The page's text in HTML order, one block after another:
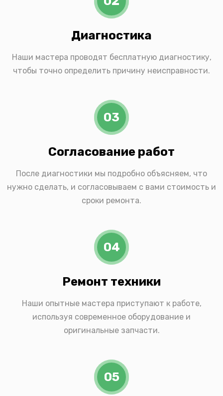
Диагностика
Наши мастера проводят бесплатную диагностику,
чтобы точно определить причину неисправности.
03
Согласование работ
После диагностики мы подробно объясняем, что
нужно сделать, и согласовываем с вами стоимость и
сроки ремонта.
04
Ремонт техники
Наши опытные мастера приступают к работе,
используя современное оборудование и
оригинальные запчасти.
05